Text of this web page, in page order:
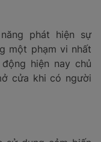
cảm biến quang
diện của sản phẩm
in ấn trên bao bì,
lượng.
bụi trong không
khiển khi nồng
thông số kỹ thuật